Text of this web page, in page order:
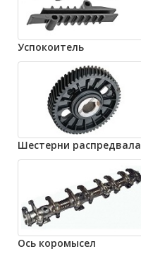
Успокоитель
Шестерни распредвала
Ось коромысел